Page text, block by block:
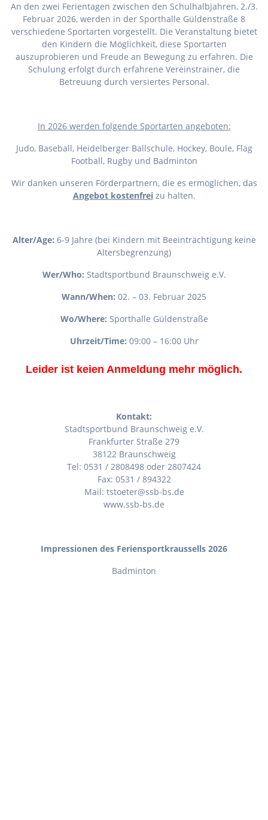
An den zwei Ferientagen zwischen den Schulhalbjahren, 2./3.
Februar 2026, werden in der Sporthalle Güldenstraße 8
verschiedene Sportarten vorgestellt. Die Veranstaltung bietet
den Kindern die Möglichkeit, diese Sportarten
auszuprobieren und Freude an Bewegung zu erfahren. Die
Schulung erfolgt durch erfahrene Vereinstrainer, die
Betreuung durch versiertes Personal.
In 2026 werden folgende Sportarten angeboten:
Judo, Baseball, Heidelberger Ballschule, Hockey, Boule, Flag
Football, Rugby und Badminton
Wir danken unseren Förderpartnern, die es ermöglichen, das
Angebot kostenfreizu halten.
Alter/Age: 6-9 Jahre (bei Kindern mit Beeinträchtigung keine
Altersbegrenzung)
Wer/Who: Stadtsportbund Braunschweig e.V.
Wann/When: 02. – 03. Februar 2025
Wo/Where: Sporthalle Güldenstraße
Uhrzeit/Time: 09:00 – 16:00 Uhr
Leider ist keien Anmeldung mehr möglich.
Kontakt:
Stadtsportbund Braunschweig e.V.
Frankfurter Straße 279
38122 Braunschweig
Tel: 0531 / 2808498 oder 2807424
Fax: 0531 / 894322
Mail: tstoeter@ssb-bs.de
www.ssb-bs.de
Impressionen des Feriensportkraussells 2026
Badminton